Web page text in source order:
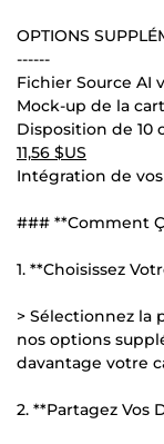
OPTIONS
------
Fichier Source AI
Mock-up de la
Disposition de 10
11,56 $US
Intégration de
### **Comment
1. **Choisissez
> Sélectionnez la
nos options
davantage votre
2. **Partagez Vos